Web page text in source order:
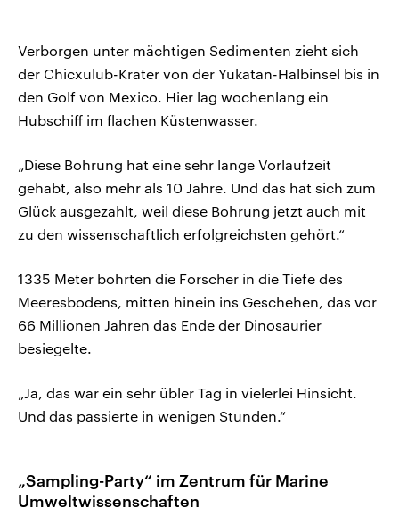
Verborgen unter mächtigen Sedimenten zieht sich
der Chicxulub-Krater von der Yukatan-Halbinsel bis in
den Golf von Mexico. Hier lag wochenlang ein
Hubschiff im flachen Küstenwasser.
„Diese Bohrung hat eine sehr lange Vorlaufzeit
gehabt, also mehr als 10 Jahre. Und das hat sich zum
Glück ausgezahlt, weil diese Bohrung jetzt auch mit
zu den wissenschaftlich erfolgreichsten gehört.“
1335 Meter bohrten die Forscher in die Tiefe des
Meeresbodens, mitten hinein ins Geschehen, das vor
66 Millionen Jahren das Ende der Dinosaurier
besiegelte.
„Ja, das war ein sehr übler Tag in vielerlei Hinsicht.
Und das passierte in wenigen Stunden.“
„Sampling-Party“ im Zentrum für Marine
Umweltwissenschaften